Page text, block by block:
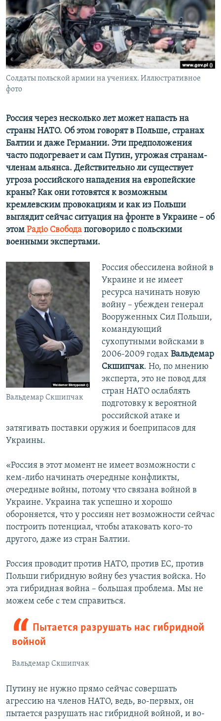
ПОБЕДИТЕЛЕЙ НЕ СУДЯТ?
КРЫМ.НЕПОКОРЕННЫЙ
ELIFBE
УКРАИНСКАЯ ПРОБЛЕМА КРЫМА
ПРИСОЕДИНЯЙТЕСЬ!
Все сайты RFE/RL
Солдаты польской армии на учениях. Иллюстративное
фото
Россия через несколько лет может напасть на
страны НАТО. Об этом говорят в Польше, странах
Балтии и даже Германии. Эти предположения
часто подогревает и сам Путин, угрожая странам-
членам альянса. Действительно ли существует
угроза российского нападения на европейские
краны? Как они готовятся к возможным
кремлевским провокациям и как из Польши
выглядит сейчас ситуация на фронте в Украине – об
этом Радіо Свобода поговорило с польскими
военными экспертами.
Вальдемар Скшипчак
Россия обессилена войной в
Украине и не имеет
ресурса начинать новую
войну – убежден генерал
Вооруженных Сил Польши,
командующий
сухопутными войсками в
2006-2009 годах Вальдемар
Скшипчак. Но, по мнению
эксперта, это не повод для
стран НАТО ослаблять
подготовку к вероятной
российской атаке и
затягивать поставки оружия и боеприпасов для
Украины.
«Россия в этот момент не имеет возможности с
кем-либо начинать очередные конфликты,
очередные войны, потому что связана войной в
Украине. Украина так успешно и хорошо
обороняется, что у россиян нет возможности сейчас
построить потенциал, чтобы атаковать кого-то
другого, даже из стран Балтии.
Россия проводит против НАТО, против ЕС, против
Польши гибридную войну без участия войска. Но
эта гибридная война – большая проблема. Мы не
можем себе с тем справиться.
Пытается разрушать нас гибридной
войной
Вальдемар Скшипчак
Путину не нужно прямо сейчас совершать
агрессию на членов НАТО, ведь, во-первых, он
пытается разрушать нас гибридной войной, и во-